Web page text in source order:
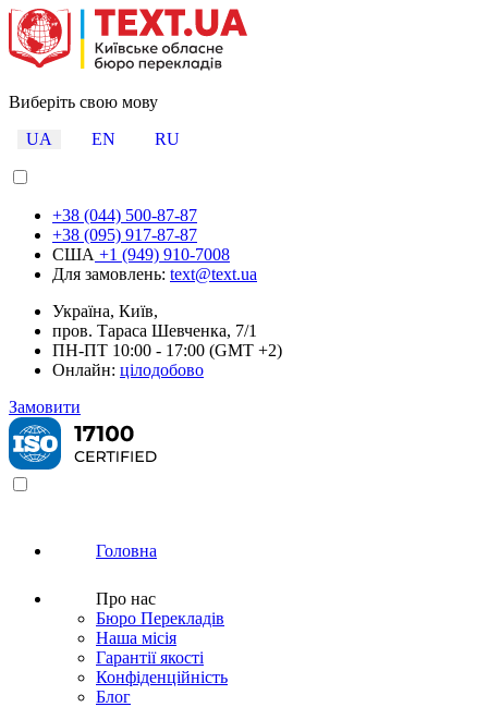
Виберіть свою мову
UA
EN RU
+38 (044) 500-87-87
+38 (095) 917-87-87
США +1 (949) 910-7008
Для замовлень: text@text.ua
Україна, Київ,
пров. Тараса Шевченка, 7/1
ПН-ПТ 10:00 - 17:00 (GMT +2)
Онлайн: цілодобово
Замовити
Головна
Про нас
Бюро Перекладів
Наша місія
Гарантії якості
Конфіденційність
Блог